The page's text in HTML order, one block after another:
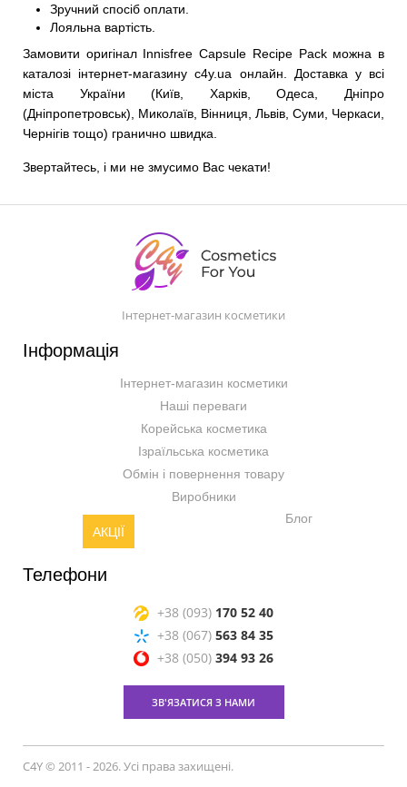
Зручний спосіб оплати.
Лояльна вартість.
Замовити оригінал Innisfree Capsule Recipe Pack можна в
каталозі інтернет-магазину c4y.ua онлайн. Доставка у всі
міста України (Київ, Харків, Одеса, Дніпро
(Дніпропетровськ), Миколаїв, Вінниця, Львів, Суми, Черкаси,
Чернігів тощо) гранично швидка.
Звертайтесь, і ми не змусимо Вас чекати!
Інтернет-магазин косметики
Інформація
Інтернет-магазин косметики
Наші переваги
Корейська косметика
Ізраїльська косметика
Обмін і повернення товару
Виробники
АКЦІЇ
Блог
Телефони
+38 (093) 170 52 40
+38 (067) 563 84 35
+38 (050) 394 93 26
ЗВ'ЯЗАТИСЯ З НАМИ
C4Y © 2011 - 2026. Усі права захищені.